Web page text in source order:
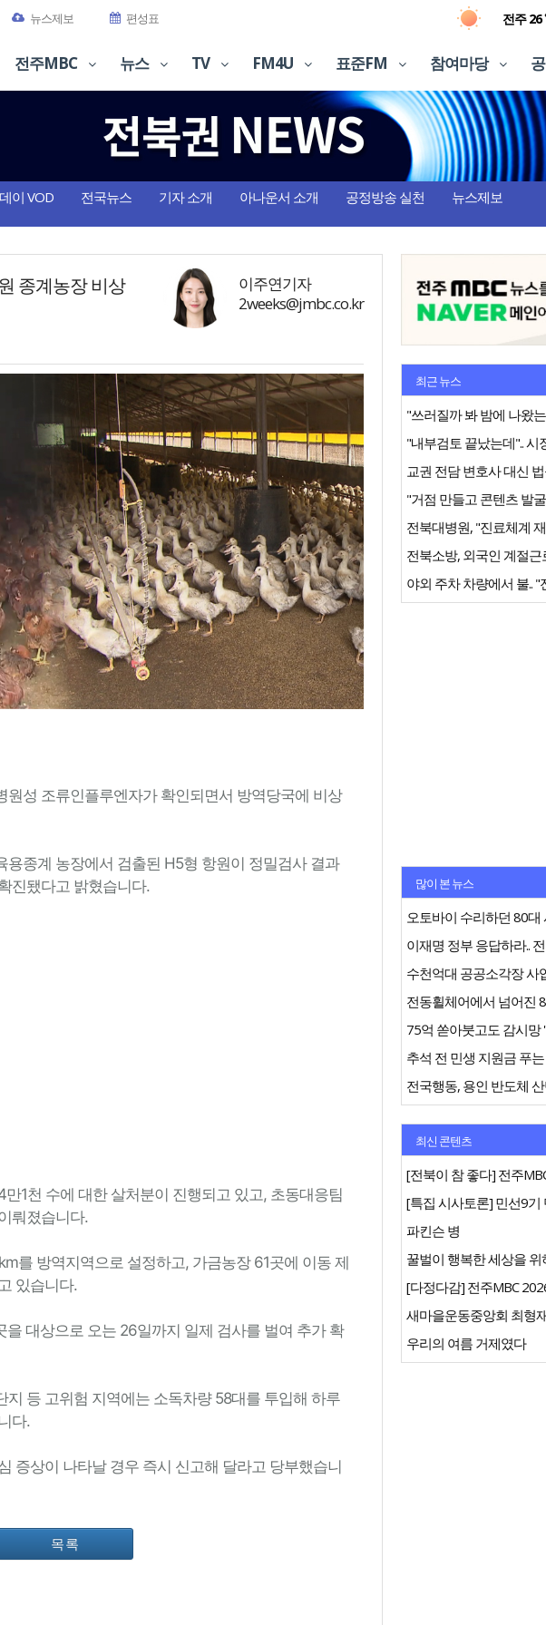
뉴스제보 편성표 전주
전주MBC 뉴스 TV FM4U 표준FM 참여마당
이 VOD 전국뉴스 기자 소개 아나운서 소개 공정방송 실천 뉴스제보
종계농장 비상
이주연기자
2weeks@jmbc.co.kr
원성 조류인플루엔자가 확인되면서 방역당국에 비상
용종계 농장에서 검출된 H5형 항원이 정밀검사 결과
진됐다고 밝혔습니다.
1천 수에 대한 살처분이 진행되고 있고, 초동대응팀
뤄졌습니다.
를 방역지역으로 설정하고, 가금농장 61곳에 이동 제
있습니다.
대상으로 오는 26일까지 일제 검사를 벌여 추가 확
지 등 고위험 지역에는 소독차량 58대를 투입해 하루
다.
증상이 나타날 경우 즉시 신고해 달라고 당부했습니
목록
최근 뉴스
"쓰러질까 봐 밤에 나왔
"거점 만들고 콘텐츠 발
전북소방, 외국인 계절
야외 주차 차량에서 불..
많이 본 뉴스
오토바이 수리하던 80대
이재명 정부 응답하라..
수천억대 공공소각장 사
추석 전 민생 지원금 푸
최신 콘텐츠
[전북이 참 좋다] 전주
파킨슨 병
꿀벌이 행복한 세상을
[다정다감] 전주MBC
새마을운동중앙회 최형
우리의 여름 거제였다